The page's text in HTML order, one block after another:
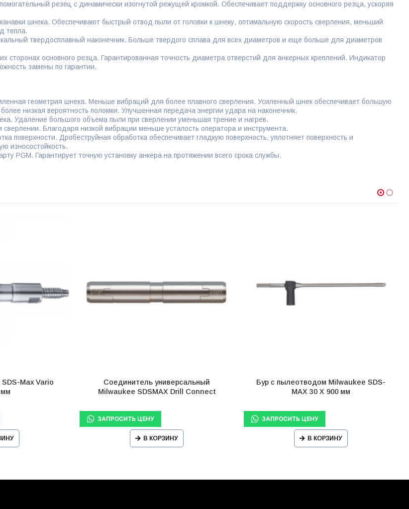
резец с динамически изогнутой режущей кромкой. Обеспечивает поддержку основного резца, ускоряя
шнека. Обеспечивают быстрый отвод пыли от головки к шнеку, оптимальную скорость сверления, меньший
тепла.
твердосплавный наконечник. Больше твердого сплава для всех диаметров и еще больше для диаметров
сторонах основного резца. Гарантированная точность диаметра отверстий для анкерных креплений. Индикатор
замены по гарантии.
геометрия шнека. Меньше вибраций для более плавного сверления. Усиленный шнек обеспечивает большую
низкая вероятность поломки. Улучшенная передача энергии удара на наконечник.
Удаление большого объема пыли при сверлении уменьшая трение и нагрев.
сверлении. Благодаря низкой вибрации меньше усталость оператора и инструмента.
поверхности. Дробеструйная обработка обеспечивает гладкую поверхность, уплотняет поверхность и
износостойкость.
PGM. Гарантирует точную установку анкера на протяжении всего срока службы.
Max Vario
мм
Соединитель универсальный
Milwaukee SDSMAX Drill Connect
В КОРЗИНУ
Бур с пылеотводом Milwaukee SDS-
MAX 30 X 900 мм
В КОРЗИНУ